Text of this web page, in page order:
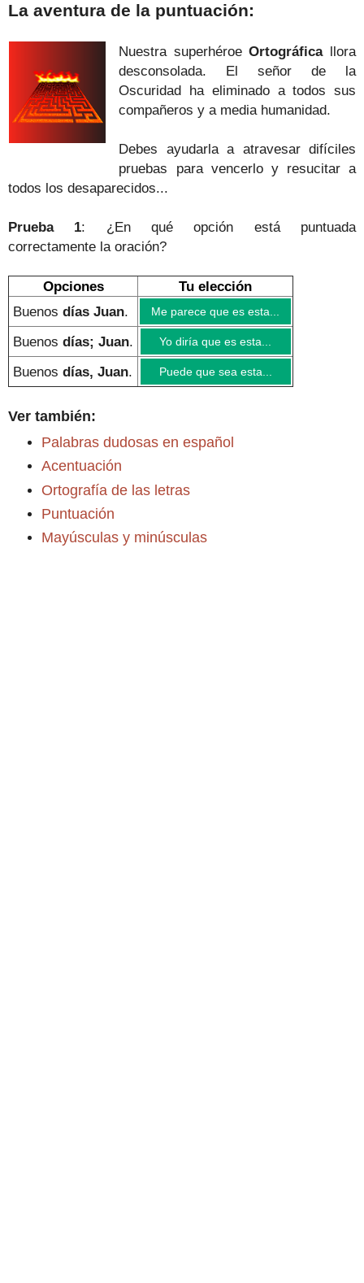
La aventura de la puntuación:
Nuestra superhéroeOrtográficallora
desconsolada. El señor de la
Oscuridad ha eliminado a todos sus
compañeros y a media humanidad.
Debes ayudarla a atravesar difíciles
pruebas para vencerlo y resucitar a
todos los desaparecidos...
Prueba 1: ¿En qué opción está puntuada
correctamente la oración?
Opciones
Tu elección
Buenos días Juan. Me parece que es esta...
Buenos días; Juan. Yo diría que es esta...
Buenos días, Juan. Puede que sea esta...
Ver también:
Palabras dudosas en español
Acentuación
Ortografía de las letras
Puntuación
Mayúsculas y minúsculas